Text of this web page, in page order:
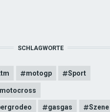
SCHLAGWORTE
motogp Sport
motocross
gasgas Szene